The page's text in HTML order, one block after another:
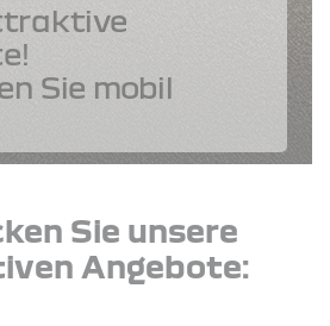
Sie mobil
Sie unsere
Angebote: